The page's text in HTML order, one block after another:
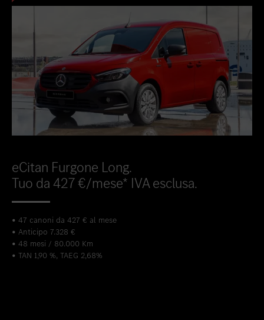
eCitan Furgone Long.
Tuo da 427 €/mese* IVA esclusa.
• 47 canoni da 427 € al mese
• Anticipo 7.328 €
• 48 mesi / 80.000 Km
• TAN 1,90 %, TAEG 2,68%